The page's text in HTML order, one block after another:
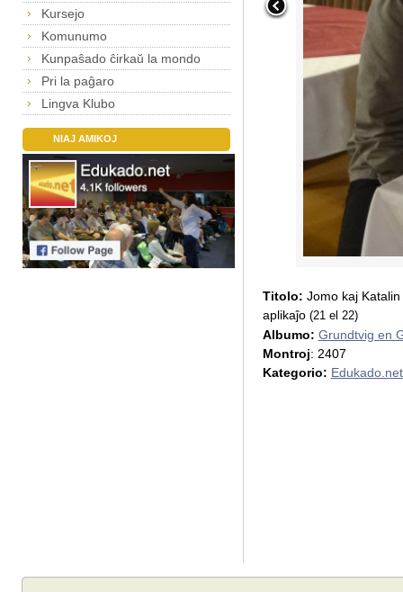
Kursejo
Komunumo
Kunpaŝado ĉirkaŭ la mondo
Pri la paĝaro
Lingva Klubo
NIAJ AMIKOJ
Titolo: Jomo kaj
aplikaĵo (21 el 22)
Albumo: Grundtvig en
Montroj: 2407
Kategorio: Edukado.net